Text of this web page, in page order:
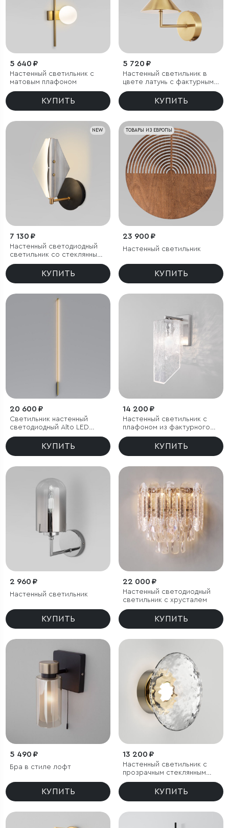
5 640 ₽
Настенный светильник с
матовым плафоном
КУПИТЬ
5 720 ₽
Настенный светильник в
цвете латунь с фактурным
плафоном
КУПИТЬ
NEW
7 130 ₽
Настенный светодиодный
светильник со стеклянным
плафоном
КУПИТЬ
ТОВАРЫ ИЗ ЕВРОПЫ
23 900 ₽
Настенный светильник
КУПИТЬ
20 600 ₽
Светильник настенный
светодиодный Alto LED
3000K латунь
КУПИТЬ
14 200 ₽
Настенный светильник с
плафоном из фактурного
стекла
КУПИТЬ
2 960 ₽
Настенный светильник
КУПИТЬ
22 000 ₽
Настенный светодиодный
светильник с хрусталем
КУПИТЬ
5 490 ₽
Бра в стиле лофт
КУПИТЬ
13 200 ₽
Настенный светильник с
прозрачным стеклянным
плафоном
КУПИТЬ